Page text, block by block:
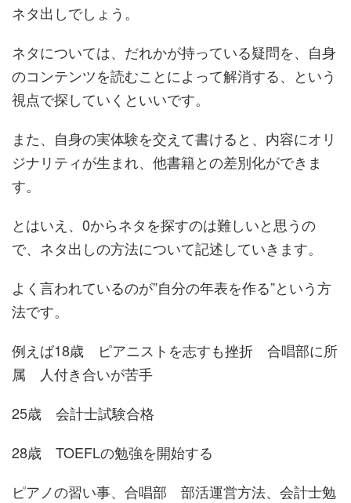
ネタ出しでしょう。
ネタについては、だれかが持っている疑問を、自身
のコンテンツを読むことによって解消する、という
視点で探していくといいです。
また、自身の実体験を交えて書けると、内容にオリ
ジナリティが生まれ、他書籍との差別化ができま
す。
とはいえ、0からネタを探すのは難しいと思うの
で、ネタ出しの方法について記述していきます。
よく言われているのが”自分の年表を作る”という方
法です。
例えば18歳 ピアニストを志すも挫折 合唱部に所
属 人付き合いが苦手
25歳 会計士試験合格
28歳 TOEFLの勉強を開始する
ピアノの習い事、合唱部 部活運営方法、会計士勉